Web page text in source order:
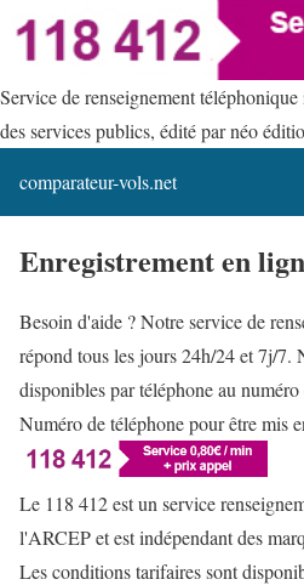
Service de renseignement
des services publics, édité par néo
comparateur-vols.net
Enregistrement en
Besoin d'aide ? Notre service de
répond tous les jours 24h/24 et 7j/7.
disponibles par téléphone au numéro
Numéro de téléphone pour être mis
Le 118 412 est un service
l'ARCEP et est indépendant des
Les conditions tarifaires sont